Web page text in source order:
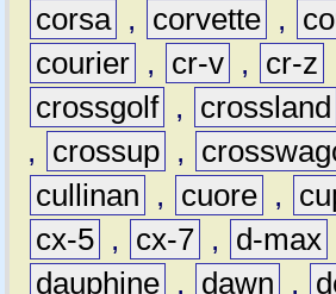
corsa , corvette ,
courier , cr-v , cr-z
crossgolf , crossland
,
crossup ,
cullinan
, cuore ,
cx-5 , cx-7 , d-max
dauphine , dawn ,